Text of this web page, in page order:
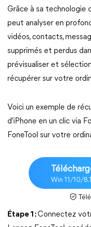
Grâce à sa technologie
peut analyser en
vidéos, contacts,
supprimés et perdus
prévisualiser et
récupérer sur votre
Voici un exemple de
d'iPhone en un clic via
FoneTool sur votre
Win 11/10/
Étape 1 :Connectez